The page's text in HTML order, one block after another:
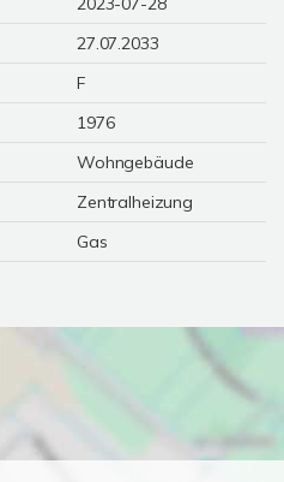
27.07.2033
F
1976
Wohngebäude
Zentralheizung
Gas